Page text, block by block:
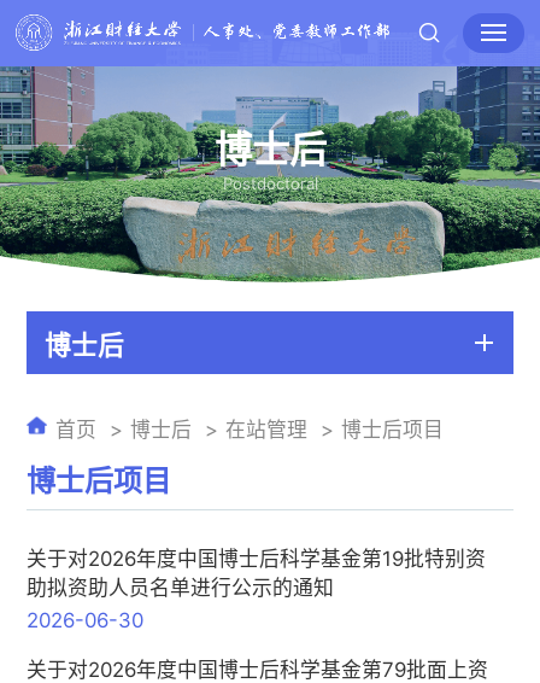
博士后
Postdoctoral
博士后
博士后项目
首页 博士后 在站管理 博士后项目
关于对2026年度中国博士后科学基金第19批特别资
助拟资助人员名单进行公示的通知
2026-06-30
关于对2026年度中国博士后科学基金第79批面上资